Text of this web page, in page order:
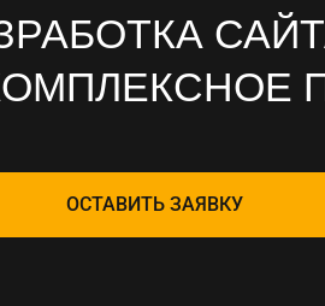
ОСТАВИТЬ ЗАЯВКУ